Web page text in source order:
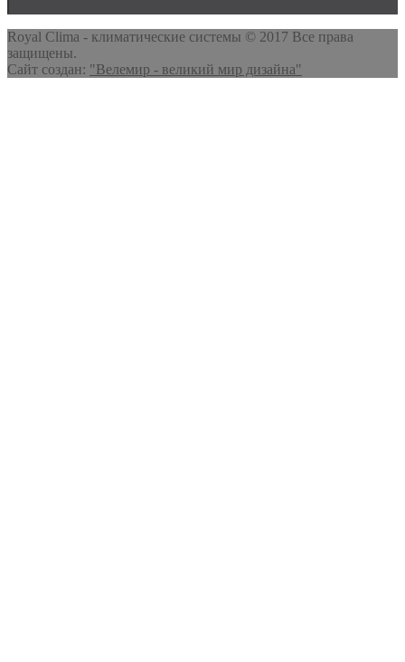
Royal Clima - климатические системы © 2017 Все права
защищены.
Сайт создан: "Велемир - великий мир дизайна"